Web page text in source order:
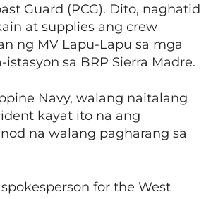
Guard (PCG). Dito, naghatid
at supplies ang crew
ng MV Lapu-Lapu sa mga
sa BRP Sierra Madre.
Navy, walang naitalang
kayat ito na ang
na walang pagharang sa
for the West